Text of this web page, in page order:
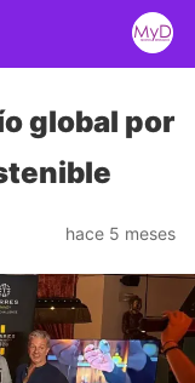
global por
hace 5 meses